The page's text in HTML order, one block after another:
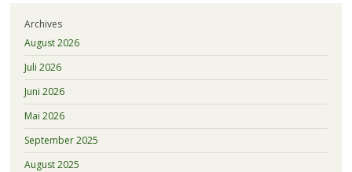
Archives
August 2026
Juli 2026
Juni 2026
Mai 2026
September 2025
August 2025